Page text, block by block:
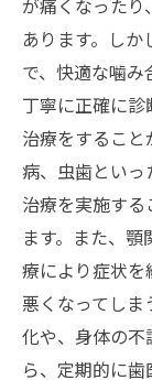
が痛くなった
あります。し
で、快適な噛み
丁寧に正確に
治療をするこ
病、虫歯とい
治療を実施す
ます。また、
療により症状を
悪くなってしま
化や、身体の
ら、定期的に